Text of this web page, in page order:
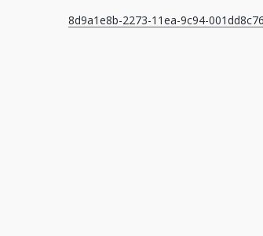
8d9a1e8b-2273-11ea-9c94-